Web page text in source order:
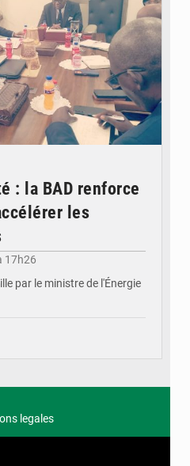
: la BAD renforce
les
17h26
par le ministre de l'Énergie
legales